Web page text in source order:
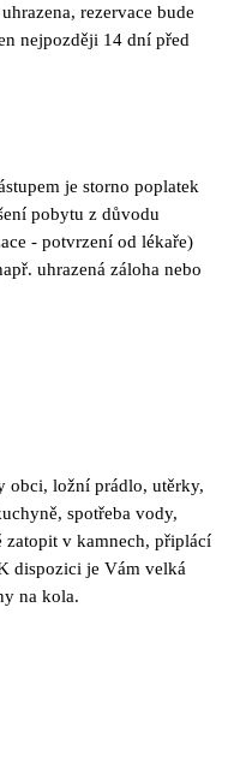
rezervace bude
nejpozději 14 dní před
je storno poplatek
pobytu z důvodu
- potvrzení od lékaře)
uhrazená záloha nebo
obci, ložní prádlo, utěrky,
spotřeba vody,
zatopit v kamnech, připlácí
dispozici je Vám velká
na kola.